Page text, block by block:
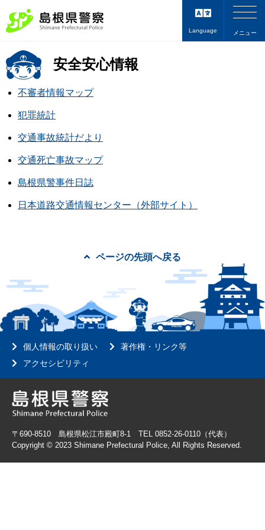
Language メニュー
安全安心情報
不審者情報マップ
犯罪統計
交通事故統計だより
交通死亡事故マップ
島根県警事件日誌
日本道路交通情報センター（外部サイト）
ページの先頭へ戻る
個人情報の取り扱い
著作権・リンク等
アクセシビリティ
〒690-8510 島根県松江市殿町8-1 TEL 0852-26-0110（代表）
Copyright © 2023 Shimane Prefectural Police, All Rights Reserved.